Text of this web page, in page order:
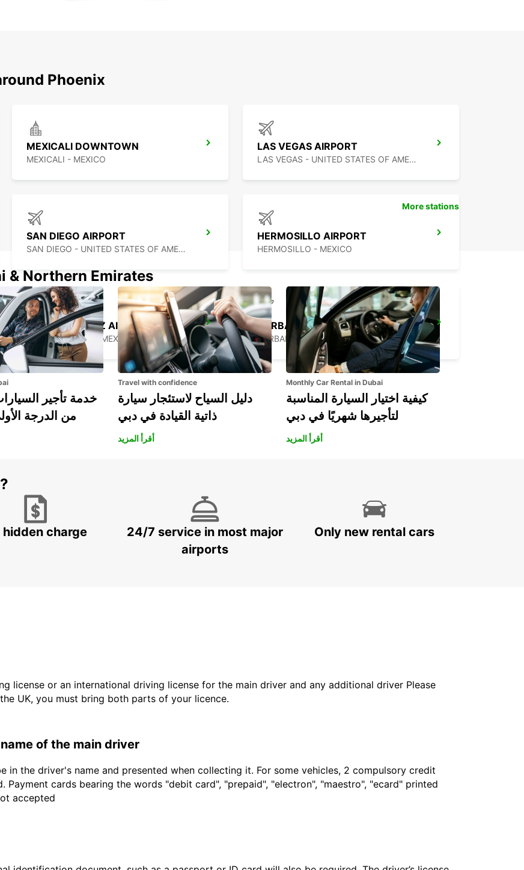
Phoenix
MEXICALI DOWNTOWN
MEXICALI - MEXICO
LAS VEGAS AIRPORT
LAS VEGAS - UNITED STATES OF AMERICA
SAN DIEGO AIRPORT
SAN DIEGO - UNITED STATES OF AMERICA
HERMOSILLO AIRPORT
HERMOSILLO - MEXICO
CIUDAD JUAREZ AIRPORT
CIUDAD JUAREZ - MEXICO
BURBANK AIRPORT
BURBANK - UNITED STATES OF AMERICA
More stations
& Northern Emirates
خدمة تأجير
من الدرجة
Travel with confidence
دليل السياح لاستئجار سيارة
ذاتية القيادة في دبي
أقرأ المزيد
Monthly Car Rental in Dubai
كيفية اختيار السيارة المناسبة
لتأجيرها شهريًا في دبي
أقرأ المزيد
hidden charge
24/7 service in most major
airports
Only new rental cars
license or an international driving license for the main driver and any additional driver Please
UK, you must bring both parts of your licence.
of the main driver
in the driver's name and presented when collecting it. For some vehicles, 2 compulsory credit
Payment cards bearing the words "debit card", "prepaid", "electron", "maestro", "ecard" printed
accepted